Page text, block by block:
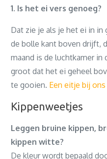
1. Is het ei vers genoeg?
Dat zie je als je het ei in
de bolle kant boven drijft,
maand is de luchtkamer
groot dat het ei geheel
te gooien. Een eitje bij ons
Kippenweetjes
Leggen bruine kippen,
kippen witte?
De kleur wordt bepaald